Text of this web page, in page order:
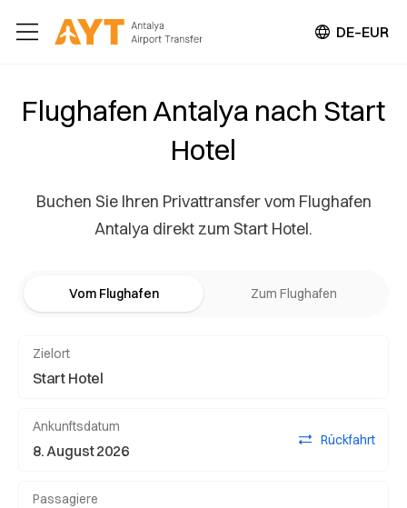
DE–EUR
Flughafen Antalya nach Start
Hotel
Buchen Sie Ihren Privattransfer vom Flughafen
Antalya direkt zum Start Hotel.
Vom Flughafen Zum Flughafen
Zielort
Ankunftsdatum
Rückfahrt
Passagiere